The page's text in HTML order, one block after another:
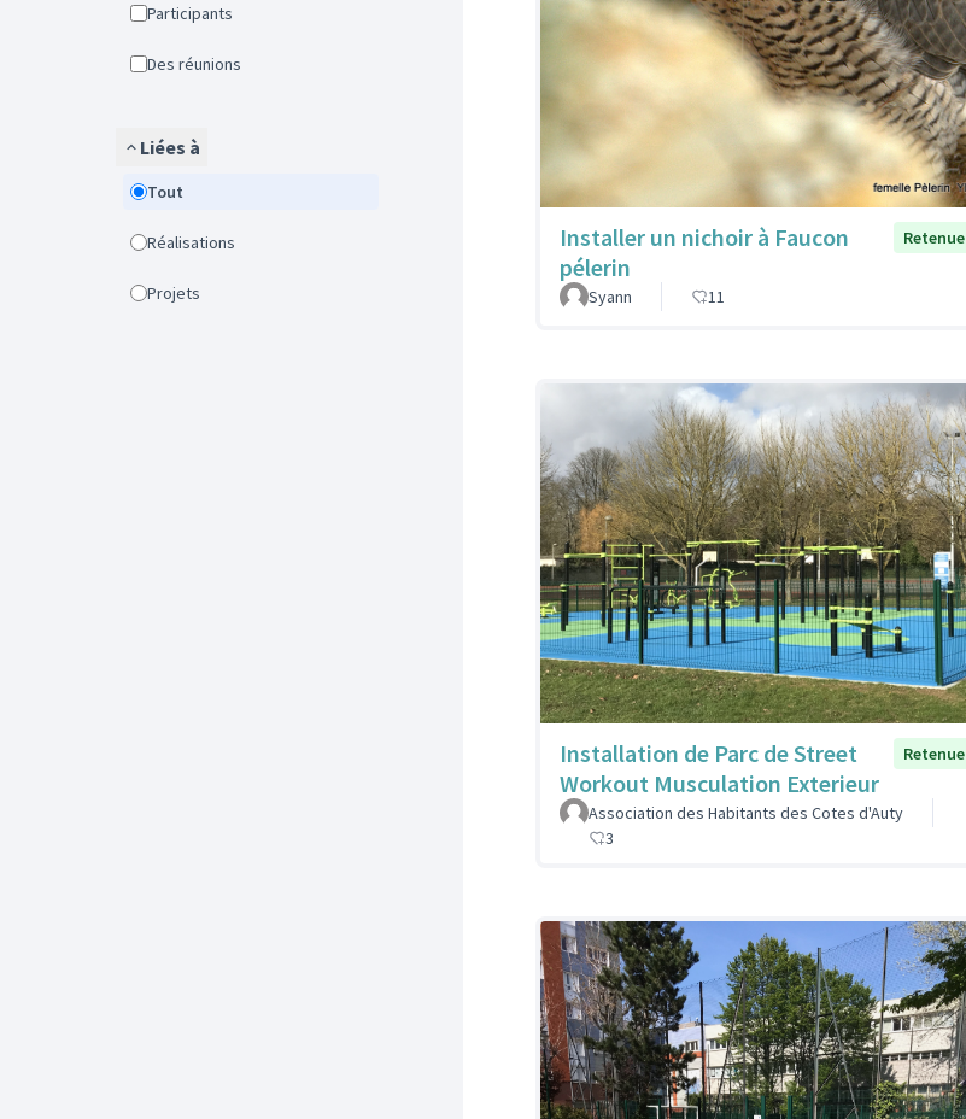
Participants
Des réunions
Liées à
Tout
Réalisations
Projets
Installer un nichoir à Faucon
pélerin
Retenue
Syann 11
Installation de Parc de Street
Workout Musculation Exterieur
Retenue
Association des Habitants des Cotes d'Auty
3